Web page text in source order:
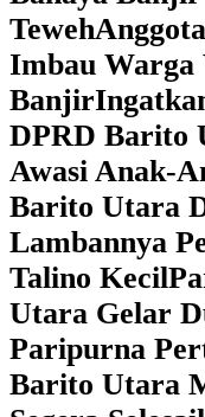
Teweh
Imbau Warga
Banjir
DPRD Barito
Awasi Anak-
Barito Utara
Lambannya
Talino Kecil
Utara Gelar
Paripurna
Barito Utara